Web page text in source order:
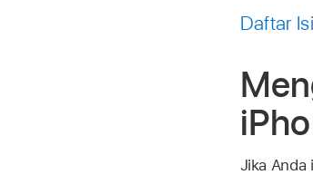
Daftar Isi
Jika Anda